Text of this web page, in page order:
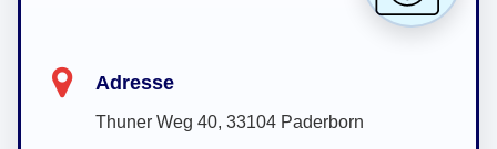
Adresse
Thuner Weg 40, 33104 Paderborn